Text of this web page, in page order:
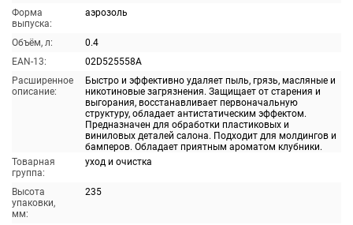
Форма
выпуска:
аэрозоль
Объём, л:
0.4
EAN-13:
02D525558A
Расширенное
описание:
Быстро и эффективно удаляет пыль, грязь, масляные и
никотиновые загрязнения. Защищает от старения и
выгорания, восстанавливает первоначальную
структуру, обладает антистатическим эффектом.
Предназначен для обработки пластиковых и
виниловых деталей салона. Подходит для молдингов и
бамперов. Обладает приятным ароматом клубники.
Товарная
группа:
уход и очистка
Высота
упаковки,
мм:
235